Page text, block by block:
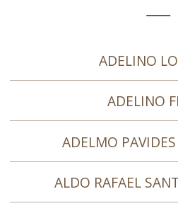
ADELINO
ADELINO
ADELMO
ALDO RAFAEL